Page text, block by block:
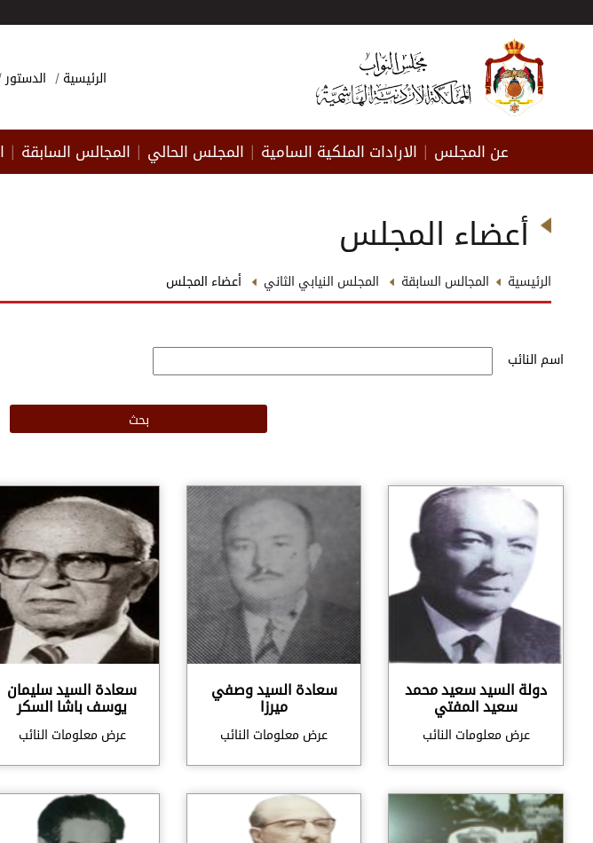
الرئيسية الدستور
عن المجلس الارادات الملكية السامية المجلس الحالي المجالس السابقة
أعضاء المجلس
الرئيسية المجالس السابقة المجلس النيابي الثاني أعضاء المجلس
اسم النائب
دولة السيد سعيد محمد
سعيد المفتي
عرض معلومات النائب
سعادة السيد وصفي
ميرزا
عرض معلومات النائب
سعادة السيد سليمان
يوسف باشا السكر
عرض معلومات النائب